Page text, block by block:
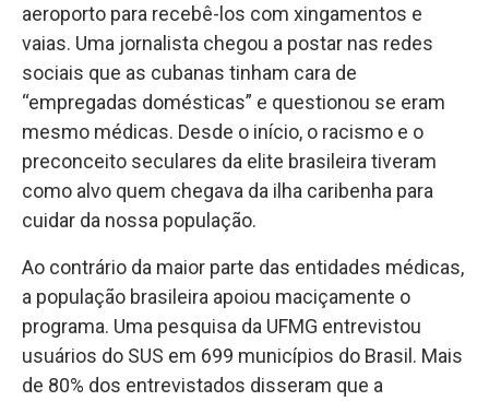
aeroporto para recebê-los com xingamentos e
vaias. Uma jornalista chegou a postar nas redes
sociais que as cubanas tinham cara de
“empregadas domésticas” e questionou se eram
mesmo médicas. Desde o início, o racismo e o
preconceito seculares da elite brasileira tiveram
como alvo quem chegava da ilha caribenha para
cuidar da nossa população.
Ao contrário da maior parte das entidades médicas,
a população brasileira apoiou maciçamente o
programa. Uma pesquisa da UFMG entrevistou
usuários do SUS em 699 municípios do Brasil. Mais
de 80% dos entrevistados disseram que a